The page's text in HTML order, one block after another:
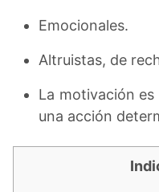
Emocionales.
Altruistas, de
La motivación
una acción